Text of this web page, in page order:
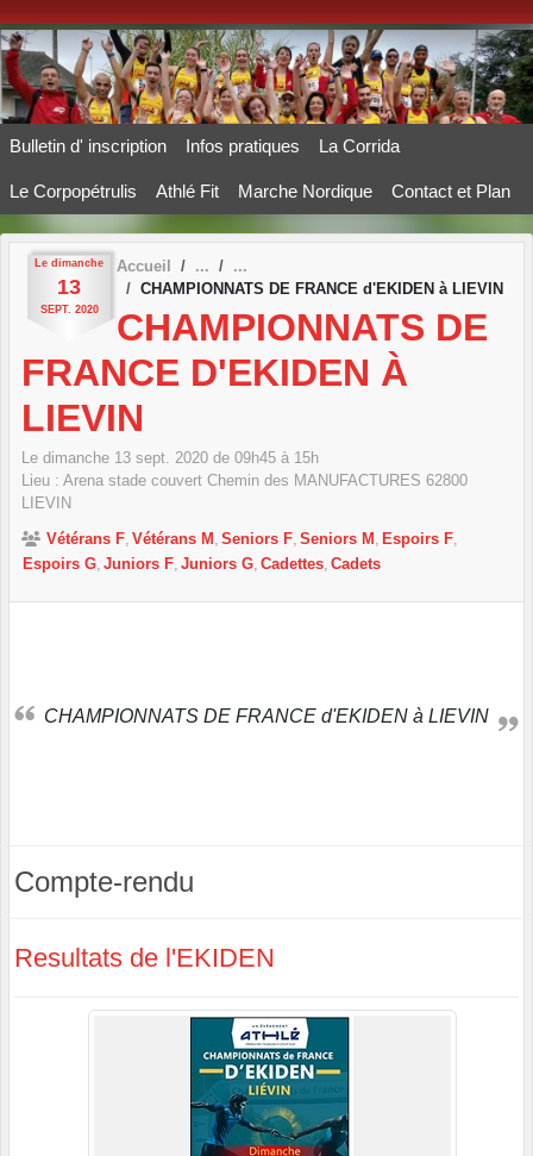
Bulletin d' inscription Infos pratiques La Corrida
Le Corpopétrulis Athlé Fit Marche Nordique Contact et Plan
Le dimanche
13
SEPT. 2020
Accueil
CHAMPIONNATS DE FRANCE d'EKIDEN à LIEVIN
CHAMPIONNATS DE
FRANCE D'EKIDEN À
LIEVIN
Le dimanche 13 sept. 2020 de 09h45 à 15h
Lieu : Arena stade couvert Chemin des MANUFACTURES 62800
LIEVIN
Vétérans F Vétérans M Seniors F Seniors M
Espoirs F
Espoirs G Juniors F Juniors G Cadettes Cadets
CHAMPIONNATS DE FRANCE d'EKIDEN à LIEVIN
Compte-rendu
Resultats de l'EKIDEN